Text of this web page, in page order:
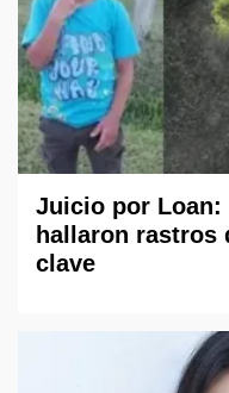
Juicio por
hallaron rastros
clave